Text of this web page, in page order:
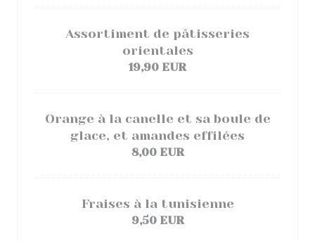
Assortiment de pâtisseries
orientales
19,90 EUR
Orange à la canelle et sa boule de
glace, et amandes effilées
8,00 EUR
Fraises à la tunisienne
9,50 EUR